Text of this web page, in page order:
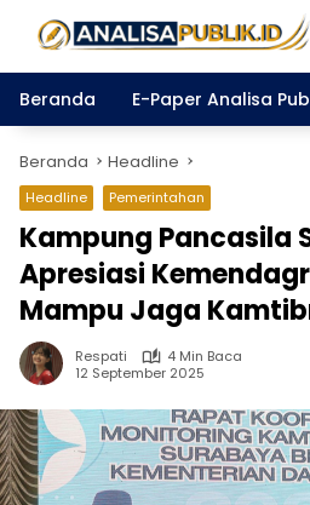
Beranda
E-Paper Analisa
Beranda Headline
Headline Pemerintahan
Kampung Pancasila
Apresiasi
Mampu Jaga
Respati
4 Min Baca
12 September 2025